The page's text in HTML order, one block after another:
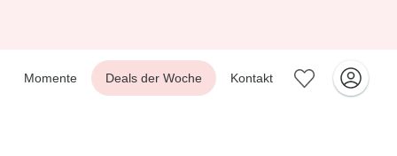
Momente Deals der Woche Kontakt